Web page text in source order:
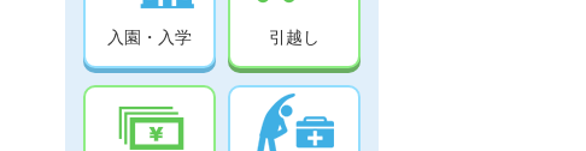
入園・入学 引越し